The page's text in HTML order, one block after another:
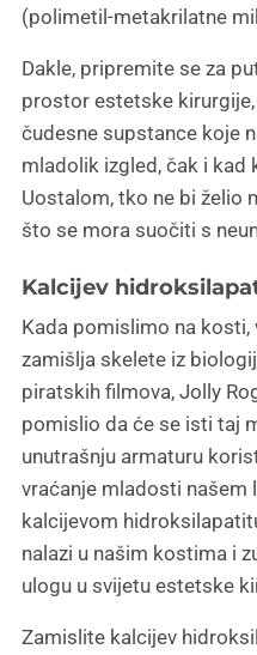
(polimetil-metakrilatne
Dakle, pripremite se za
prostor estetske
čudesne supstance koje
mladolik izgled, čak i kad
Uostalom, tko ne bi želio
što se mora suočiti s
Kalcijev
Kada pomislimo na kosti,
zamišlja skelete iz
piratskih filmova, Jolly
pomislio da će se isti taj
unutrašnju armaturu
vraćanje mladosti našem
kalcijevom
nalazi u našim kostima i
ulogu u svijetu estetske
Zamislite kalcijev